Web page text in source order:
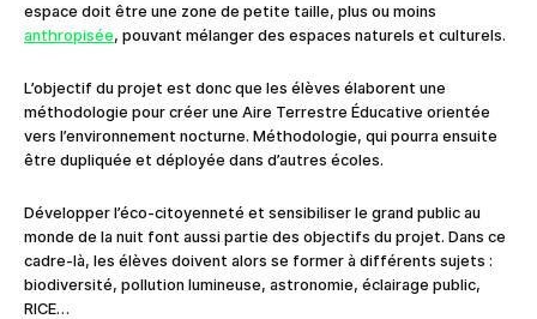
espace doit être une zone de petite taille, plus ou moins
anthropisée, pouvant mélanger des espaces naturels et culturels.
L’objectif du projet est donc que les élèves élaborent une
méthodologie pour créer une Aire Terrestre Éducative orientée
vers l’environnement nocturne. Méthodologie, qui pourra ensuite
être dupliquée et déployée dans d’autres écoles.
Développer l’éco-citoyenneté et sensibiliser le grand public au
monde de la nuit font aussi partie des objectifs du projet. Dans ce
cadre-là, les élèves doivent alors se former à différents sujets :
biodiversité, pollution lumineuse, astronomie, éclairage public,
RICE…